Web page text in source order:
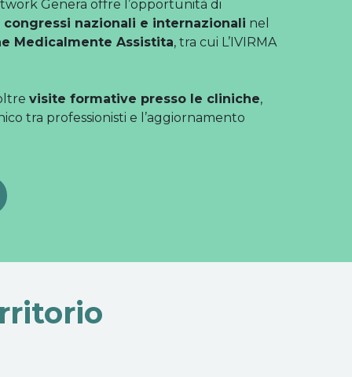
Genera offre l’opportunità di
nazionali e internazionali nel
Medicalmente Assistita, tra cui L’IVIRMA
visite formative presso le cliniche,
tra professionisti e l’aggiornamento